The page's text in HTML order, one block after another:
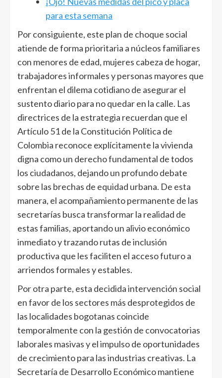
para esta semana
Por consiguiente, este plan de choque social
atiende de forma prioritaria a núcleos familiares
con menores de edad, mujeres cabeza de hogar,
trabajadores informales y personas mayores que
enfrentan el dilema cotidiano de asegurar el
sustento diario para no quedar en la calle. Las
directrices de la estrategia recuerdan que el
Artículo 51 de la Constitución Política de
Colombia reconoce explícitamente la vivienda
digna como un derecho fundamental de todos
los ciudadanos, dejando un profundo debate
sobre las brechas de equidad urbana. De esta
manera, el acompañamiento permanente de las
secretarías busca transformar la realidad de
estas familias, aportando un alivio económico
inmediato y trazando rutas de inclusión
productiva que les faciliten el acceso futuro a
arriendos formales y estables.
Por otra parte, esta decidida intervención social
en favor de los sectores más desprotegidos de
las localidades bogotanas coincide
temporalmente con la gestión de convocatorias
laborales masivas y el impulso de oportunidades
de crecimiento para las industrias creativas. La
Secretaría de Desarrollo Económico mantiene